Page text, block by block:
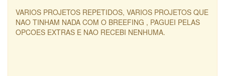
VARIOS PROJETOS REPETIDOS, VARIOS PROJETOS QUE
NAO TINHAM NADA COM O BREEFING , PAGUEI PELAS
OPCOES EXTRAS E NAO RECEBI NENHUMA.